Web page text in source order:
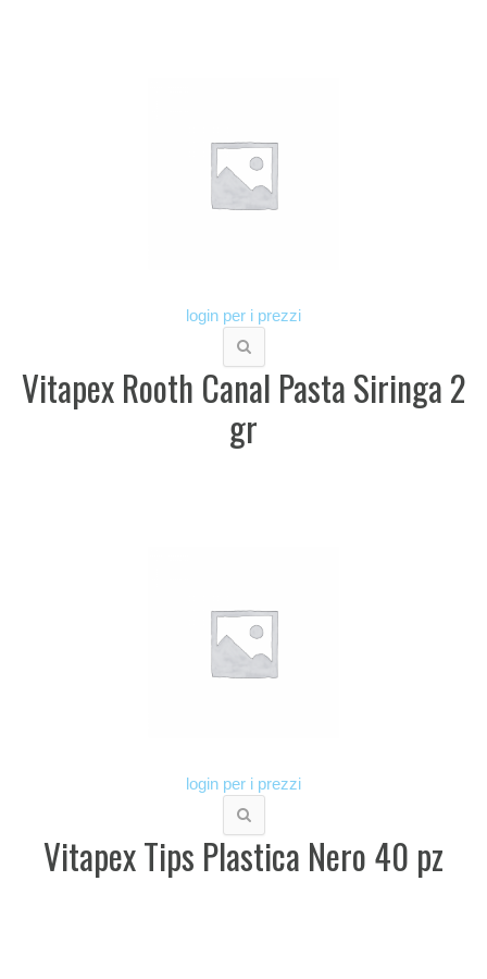
login per i prezzi
Vitapex Rooth Canal Pasta Siringa 2
gr
login per i prezzi
Vitapex Tips Plastica Nero 40 pz